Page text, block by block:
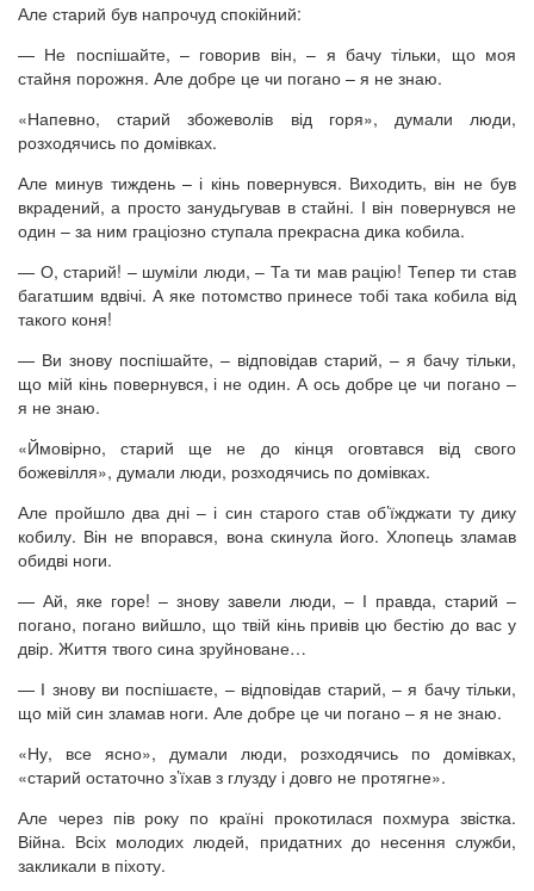
Але старий був напрочуд спокійний:
— Не поспішайте, – говорив він, – я бачу тільки, що моя
стайня порожня. Але добре це чи погано – я не знаю.
«Напевно, старий збожеволів від горя», думали люди,
розходячись по домівках.
Але минув тиждень – і кінь повернувся. Виходить, він не був
вкрадений, а просто занудьгував в стайні. І він повернувся не
один – за ним граціозно ступала прекрасна дика кобила.
— О, старий! – шуміли люди, – Та ти мав рацію! Тепер ти став
багатшим вдвічі. А яке потомство принесе тобі така кобила від
такого коня!
— Ви знову поспішайте, – відповідав старий, – я бачу тільки,
що мій кінь повернувся, і не один. А ось добре це чи погано –
я не знаю.
«Ймовірно, старий ще не до кінця оговтався від свого
божевілля», думали люди, розходячись по домівках.
Але пройшло два дні – і син старого став об’їжджати ту дику
кобилу. Він не впорався, вона скинула його. Хлопець зламав
обидві ноги.
— Ай, яке горе! – знову завели люди, – І правда, старий –
погано, погано вийшло, що твій кінь привів цю бестію до вас у
двір. Життя твого сина зруйноване…
— І знову ви поспішаєте, – відповідав старий, – я бачу тільки,
що мій син зламав ноги. Але добре це чи погано – я не знаю.
«Ну, все ясно», думали люди, розходячись по домівках,
«старий остаточно з’їхав з глузду і довго не протягне».
Але через пів року по країні прокотилася похмура звістка.
Війна. Всіх молодих людей, придатних до несення служби,
закликали в піхоту.